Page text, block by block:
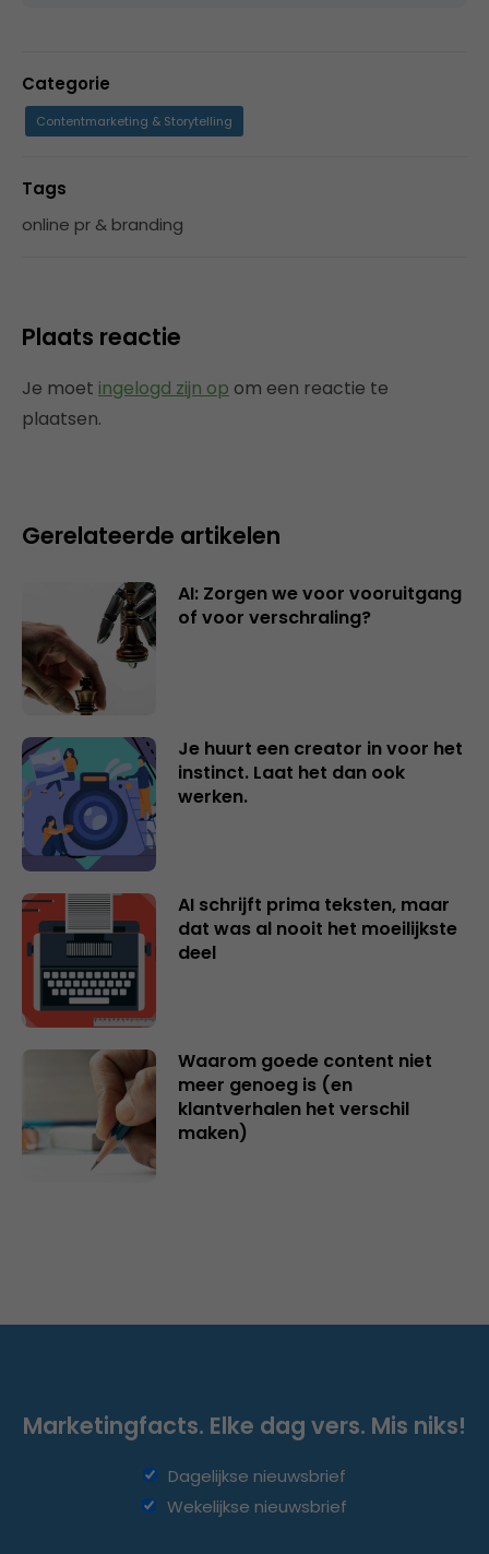
Categorie
Contentmarketing & Storytelling
Tags
online pr & branding
Plaats reactie
Je moet ingelogd zijn op om een reactie te
plaatsen.
Gerelateerde artikelen
AI: Zorgen we voor vooruitgang
of voor verschraling?
Je huurt een creator in voor het
instinct. Laat het dan ook
werken.
AI schrijft prima teksten, maar
dat was al nooit het moeilijkste
deel
Waarom goede content niet
meer genoeg is (en
klantverhalen het verschil
maken)
Marketingfacts. Elke dag vers. Mis niks!
Dagelijkse nieuwsbrief
Wekelijkse nieuwsbrief